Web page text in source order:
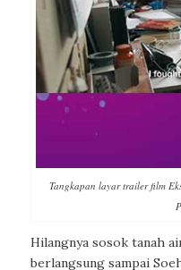
Tangkapan layar trailer film
Hilangnya sosok tanah
berlangsung sampai